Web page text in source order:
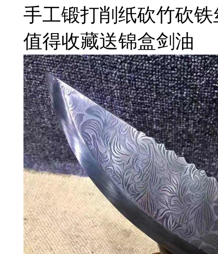
手工锻打削纸砍竹砍
值得收藏送锦盒剑油